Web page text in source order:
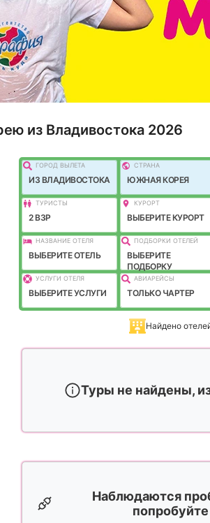
из Владивостока 2026
ГОРОД ВЫЛEТА
ИЗ ВЛАДИВОСТОКА
СТРАНА
ЮЖНАЯ КОРЕЯ
ТУРИСТЫ
2 ВЗР
КУРОРТ
ВЫБЕРИТЕ КУРОРТ
НАЗВАНИЕ ОТЕЛЯ
ВЫБЕРИТЕ ОТЕЛЬ
ПОДБОРКИ ОТЕЛЕЙ
ВЫБЕРИТЕ
ПОДБОРКУ
УСЛУГИ ОТЕЛЯ
ВЫБЕРИТЕ УСЛУГИ
АВИАРЕЙСЫ
ТОЛЬКО ЧАРТЕР
Найдено
Туры не найдены,
Наблюдаются